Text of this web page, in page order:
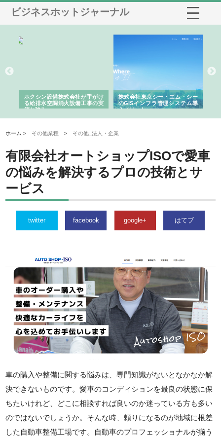
ビジネスホットジャーナル
ホクシン設備株式会社が手がけ
る給排水空調消火設備工事の実
績と強み
株式会社東京シー・エム・シー
のGISインフラ管理システム導
入メリット
ホーム > その他業種 > その他_法人・企業
有限会社オートショップISOで愛車
の悩みを解決するプロの技術とサ
ービス
twitter facebook google+ はてブ
車の購入や整備に関する悩みは、専門知識がないとなかなか解
決できないものです。愛車のコンディションを最良の状態に保
ちたいけれど、どこに相談すれば良いのか迷っている方も多い
のではないでしょうか。そんな時、頼りになるのが地域に根差
した自動車整備工場です。自動車のプロフェッショナルが揃う